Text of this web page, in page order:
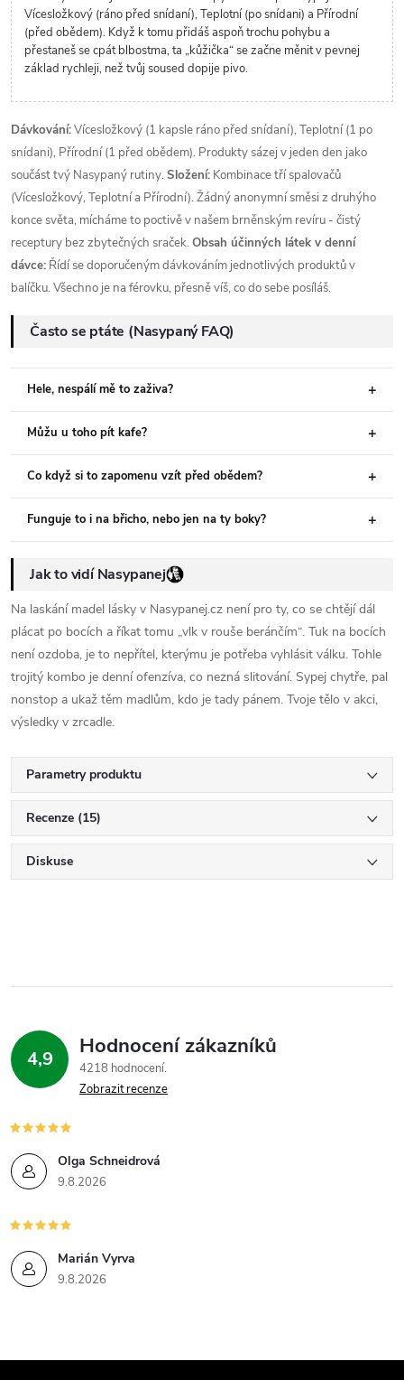
Vícesložkový (ráno před snídaní), Teplotní (po snídani) a Přírodní
(před obědem). Když k tomu přidáš aspoň trochu pohybu a
přestaneš se cpát blbostma, ta „kůžička“ se začne měnit v pevnej
základ rychleji, než tvůj soused dopije pivo.
Dávkování:Vícesložkový (1 kapsle ráno před snídaní), Teplotní (1 po
snídani), Přírodní (1 před obědem). Produkty sázej v jeden den jako
součást tvý Nasypaný rutiny.Složení: Kombinace tří spalovačů
(Vícesložkový, Teplotní a Přírodní). Žádný anonymní směsi z druhýho
konce světa, mícháme to poctivě v našem brněnským revíru - čistý
receptury bez zbytečných sraček.Obsah účinných látek v denní
dávce: Řídí se doporučeným dávkováním jednotlivých produktů v
balíčku. Všechno je na férovku, přesně víš, co do sebe posíláš.
Často se ptáte (Nasypaný FAQ)
Hele, nespálí mě to zaživa?
Můžu u toho pít kafe?
Co když si to zapomenu vzít před obědem?
Funguje to i na břicho, nebo jen na ty boky?
Jak to vidí Nasypanej
Na laskání madel lásky v Nasypanej.cz není pro ty, co se chtějí dál
plácat po bocích a říkat tomu „vlk v rouše beránčím“. Tuk na bocích
není ozdoba, je to nepřítel, kterýmu je potřeba vyhlásit válku. Tohle
trojitý kombo je denní ofenzíva, co nezná slitování. Sypej chytře, pal
nonstop a ukaž těm madlům, kdo je tady pánem. Tvoje tělo v akci,
výsledky v zrcadle.
Parametry produktu
Recenze (15)
Diskuse
4,9 Hodnocení zákazníků
4218 hodnocení
Zobrazit recenze
Olga Schneidrová
9.8.2026
Marián Vyrva
9.8.2026